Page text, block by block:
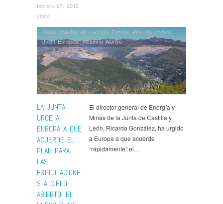
febrero 27, 2012
chico
LA JUNTA
URGE A
EUROPA A QUE
ACUERDE EL
PLAN PARA
LAS
EXPLOTACIONE
S A CIELO
ABIERTO. EL
Cielos abiertos en Laciana, Estatal, Plan del carbon,
Union Europea,Victorino Alonso
El director general de Energía y
Minas de la Junta de Castilla y
León, Ricardo González, ha urgido
a Europa a que acuerde
“rápidamente” el…